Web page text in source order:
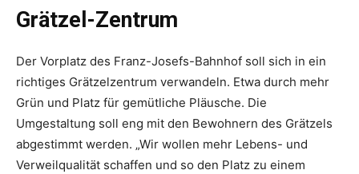
Grätzel-Zentrum
Der Vorplatz des Franz-Josefs-Bahnhof soll sich in ein
richtiges Grätzelzentrum verwandeln. Etwa durch mehr
Grün und Platz für gemütliche Pläusche. Die
Umgestaltung soll eng mit den Bewohnern des Grätzels
abgestimmt werden. „Wir wollen mehr Lebens- und
Verweilqualität schaffen und so den Platz zu einem